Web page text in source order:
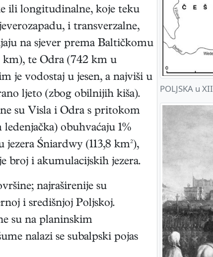
POLJSKA u
ili longitudinalne, koje teku
i transverzalne,
na sjever prema Baltičkomu
km), te Odra (742 km u
je vodostaj u jesen, a najviši u
ljeto (zbog obilnijih kiša).
su Visla i Odra s pritokom
obuhvaćaju 1%
Śniardwy (113,8 km²),
broj i akumulacijskih jezera.
najraširenije su
i središnjoj Poljskoj.
su na planinskim
nalazi se subalpski pojas